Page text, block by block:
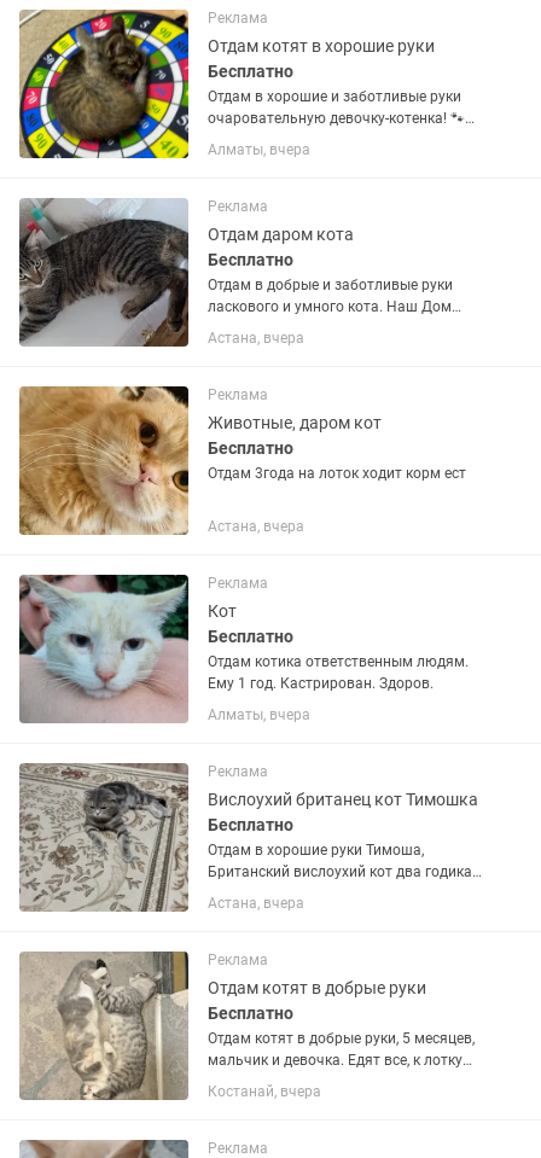
Реклама
Отдам котят в хорошие руки
Бесплатно
Отдам в хорошие и заботливые руки
очаровательную девочку-котенка! 🐾
Возраст — 3 месяца. Кошечка
самостоятельно кушает, приучена к
ласковая и любознательная. Станет...
Алматы, вчера
Реклама
Отдам даром кота
Бесплатно
Отдам в добрые и заботливые руки
ласкового и умного кота. Наш Дом
здоровый, приучен к лотку,
дружелюбный и спокойный. Ищем для
вопросам пишите или звоните.
Астана, вчера
Реклама
Животные, даром кот
Бесплатно
Отдам 3года на лоток ходит корм ест
Астана, вчера
Реклама
Кот
Бесплатно
Отдам котика ответственным людям.
Ему 1 год. Кастрирован. Здоров.
Алматы, вчера
Реклама
Вислоухий британец кот Тимошка
Бесплатно
Отдам в хорошие руки Тимоша,
Британский вислоухий кот два годика,
не имеет плохих привычек.
Чистоплотный любит ласки
Астана, вчера
Реклама
Отдам котят в добрые руки
Бесплатно
Отдам котят в добрые руки, 5 месяцев,
мальчик и девочка. Едят все, к лотку
приучены. Срочно в связи с переездом.
Костанай, вчера
Реклама